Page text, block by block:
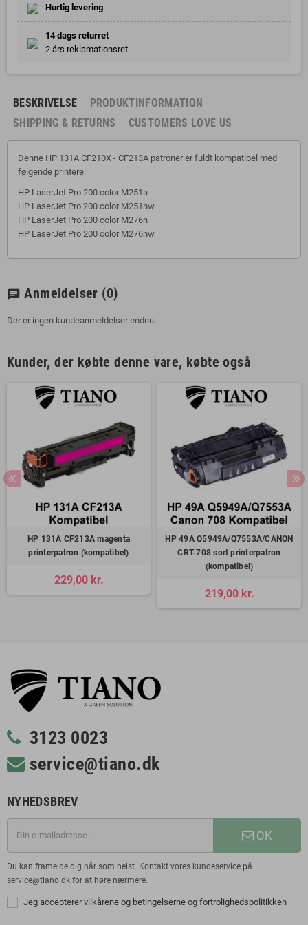
Hurtig levering
14 dags returret
2 års reklamationsret
BESKRIVELSE
PRODUKTINFORMATION
SHIPPING & RETURNS
CUSTOMERS LOVE US
Denne HP 131A CF210X - CF213A patroner er fuldt kompatibel med
følgende printere:
HP LaserJet Pro 200 color M251a
HP LaserJet Pro 200 color M251nw
HP LaserJet Pro 200 color M276n
HP LaserJet Pro 200 color M276nw
chat Anmeldelser (0)
Der er ingen kundeanmeldelser endnu.
Kunder, der købte denne vare, købte også
HP 131A CF213A magenta
printerpatron (kompatibel)
229,00 kr.
HP 49A Q5949A/Q7553A/CANON
CRT-708 sort printerpatron
(kompatibel)
219,00 kr.
3123 0023
service@tiano.dk
NYHEDSBREV
OK
Du kan framelde dig når som helst. Kontakt vores kundeservice på
service@tiano.dk for at høre nærmere.
Jeg accepterer vilkårene og betingelserne og fortrolighedspolitikken